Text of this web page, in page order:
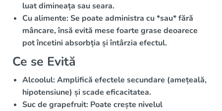
luat dimineața sau seara.
Cu alimente:Se poate administra cu *sau* fără
mâncare, însă evită mese foarte grase deoarece
pot încetini absorbția și întârzia efectul.
Ce se Evită
Alcoolul:Amplifică efectele secundare (amețeală,
hipotensiune) și scade eficacitatea.
Suc de grapefruit: Poate crește nivelul